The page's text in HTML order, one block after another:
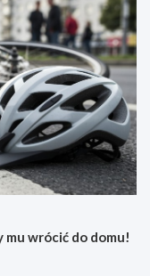
mu wrócić do domu!